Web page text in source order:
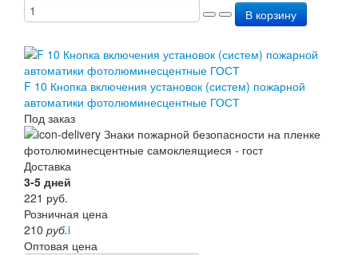
В корзину
F 10 Кнопка включения установок (систем) пожарной
автоматики фотолюминесцентные ГОСТ
Под заказ
Доставка
3-5 дней
221 руб.
Розничная цена
210 руб.i
Оптовая цена